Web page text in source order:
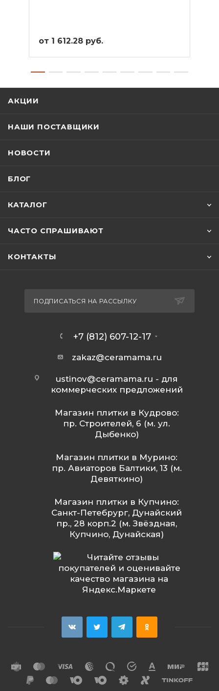
от 1 612.28 руб.
АКЦИИ
НАШИ ПОСТАВЩИКИ
НОВОСТИ
БЛОГ
КАТАЛОГ
ЧАСТО СПРАШИВАЮТ
КОНТАКТЫ
ПОДПИСАТЬСЯ НА РАССЫЛКУ
+7 (812) 607-12-17
zakaz@ceramama.ru
ustinov@ceramama.ru - для
коммерческих предложений
Магазин плитки в Кудрово:
пр. Строителей, 6 (м. ул.
Дыбенко)
Магазин плитки в Мурино:
пр. Авиаторов Балтики, 13 (м.
Девяткино)
Магазин плитки в Купчино:
Санкт-Петебрург, Дунайский
пр., 28 корп.2 (м. Звёздная,
Купчино, Дунайская)